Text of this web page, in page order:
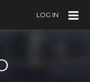
LOG IN